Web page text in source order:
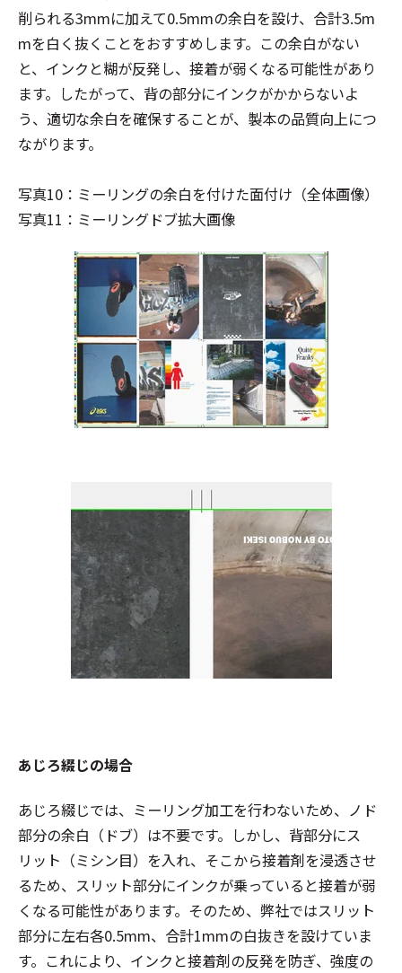
削られる3mmに加えて0.5mmの余白を設け、合計3.5m
mを白く抜くことをおすすめします。この余白がない
と、インクと糊が反発し、接着が弱くなる可能性があり
ます。したがって、背の部分にインクがかからないよ
う、適切な余白を確保することが、製本の品質向上につ
ながります。
写真10：ミーリングの余白を付けた面付け（全体画像）
写真11：ミーリングドブ拡大画像
あじろ綴じの場合
あじろ綴じでは、ミーリング加工を行わないため、ノド
部分の余白（ドブ）は不要です。しかし、背部分にス
リット（ミシン目）を入れ、そこから接着剤を浸透させ
るため、スリット部分にインクが乗っていると接着が弱
くなる可能性があります。そのため、弊社ではスリット
部分に左右各0.5mm、合計1mmの白抜きを設けていま
す。これにより、インクと接着剤の反発を防ぎ、強度の